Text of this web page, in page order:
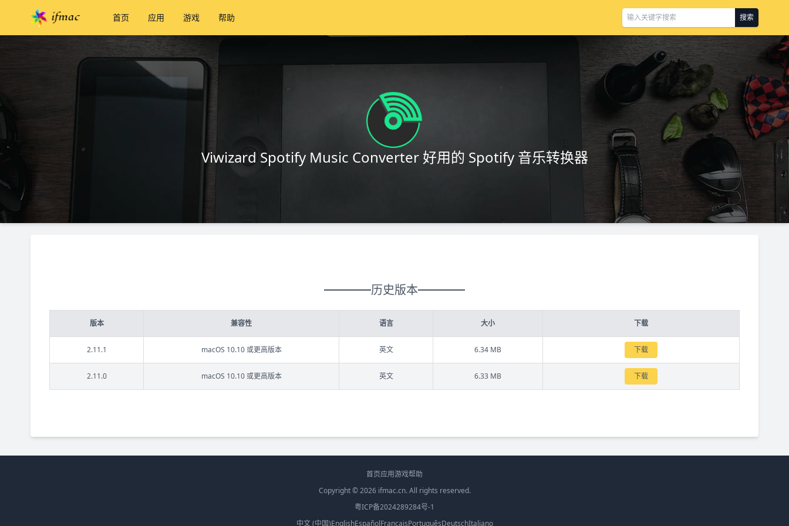
首页 应用 游戏 帮助 搜索
Viwizard Spotify Music Converter 好用的 Spotify 音乐转换器
历史版本
版本 兼容性 语言 大小 下载
2.11.1 macOS 10.10 或更高版本 英文 6.34 MB 下载
2.11.0 macOS 10.10 或更高版本 英文 6.33 MB 下载
首页应用游戏帮助
Copyright © 2026 ifmac.cn. All rights reserved.
粤ICP备2024289284号-1
中文 (中国)EnglishEspañolFrançaisPortuguêsDeutschItaliano